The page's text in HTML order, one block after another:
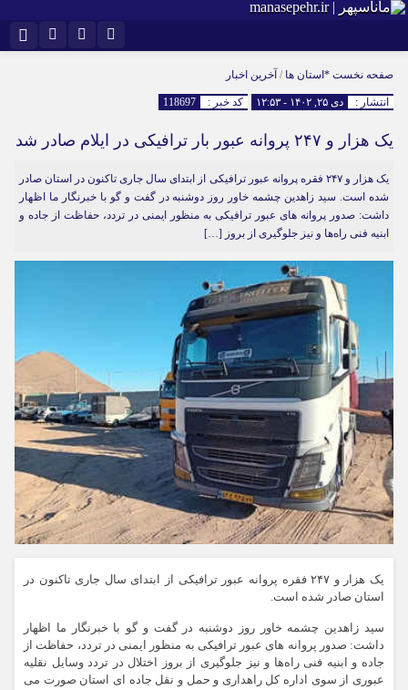
اینستاگرام
سروش ایتا
آپارات رمز عبور
مرا به خاطر بسپار
صفحه نخست *استان ها / آخرین اخبار
انتشار : دی ۲۵, ۱۴۰۲ - ۱۲:۵۳ کد خبر : 118697
یک هزار و ۲۴۷ پروانه عبور بار ترافیکی در ایلام صادر شد
یک هزار و ۲۴۷ فقره پروانه عبور ترافیکی از ابتدای سال جاری تاکنون در استان صادر
شده است. سید زاهدین چشمه خاور روز دوشنبه در گفت و گو با خبرنگار ما اظهار
داشت: صدور پروانه های عبور ترافیکی به منظور ایمنی در تردد، حفاظت از جاده و
ابنیه فنی راه‌ها و نیز جلوگیری از بروز […]
یک هزار و ۲۴۷ فقره پروانه عبور ترافیکی از ابتدای سال جاری تاکنون در
استان صادر شده است.
سید زاهدین چشمه خاور روز دوشنبه در گفت و گو با خبرنگار ما اظهار
داشت: صدور پروانه های عبور ترافیکی به منظور ایمنی در تردد، حفاظت از
جاده و ابنیه فنی راه‌ها و نیز جلوگیری از بروز اختلال در تردد وسایل نقلیه
عبوری از سوی اداره کل راهداری و حمل و نقل جاده ای استان صورت می